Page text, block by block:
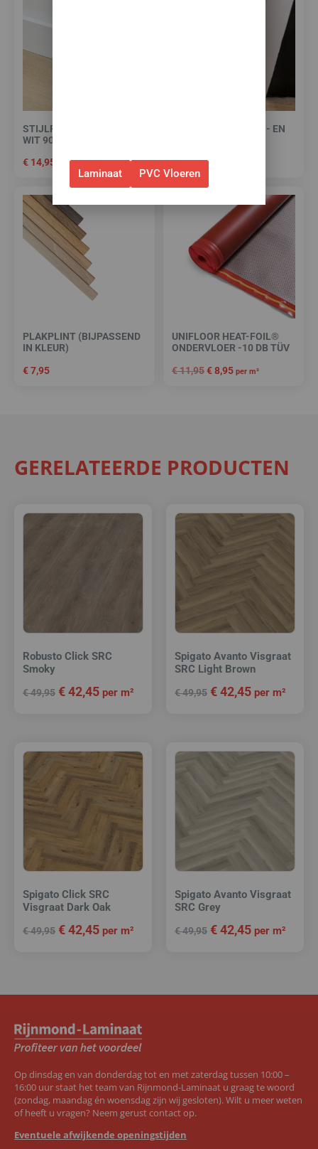
STIJLPLINT AMSTERDAM
WIT 9010 FOLIE 7 CM.
€ 14,95
HIGH TACK PLINTEN- EN
€15,00
PLAKPLINT (BIJPASSEND
IN KLEUR)
€7,95
UNIFLOOR HEAT-FOIL®
ONDERVLOER -10 DB TÜV
€11,95€8,95 per m²
GERELATEERDE PRODUCTEN
Robusto Click SRC
Smoky
€49,95 €42,45 per m²
Spigato Avanto Visgraat
SRC Light Brown
€49,95 €42,45 per m²
Spigato Click SRC
Visgraat Dark Oak
€49,95 €42,45 per m²
Spigato Avanto Visgraat
SRC Grey
€49,95 €42,45 per m²
Op dinsdag en van donderdag tot en met zaterdag tussen 10:00 –
16:00 uur staat het team van Rijnmond-Laminaat u graag te woord
(zondag, maandag én woensdag zijn wij gesloten). Wilt u meer weten
of heeft u vragen? Neem gerust contact op.
Eventuele afwijkende openingstijden
Laminaat PVC Vloeren